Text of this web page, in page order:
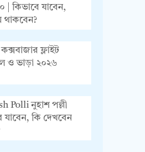
| কিভাবে যাবেন,
থাকবেন?
ফ্লাইট
ও ভাড়া ২০২৬
Polli নুহাশ পল্লী
যাবেন, কি দেখবেন